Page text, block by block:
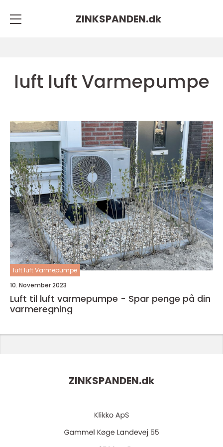
ZINKSPANDEN.dk
luft luft Varmepumpe
luft luft Varmepumpe
10. November 2023
Luft til luft varmepumpe - Spar penge på din
varmeregning
ZINKSPANDEN.dk